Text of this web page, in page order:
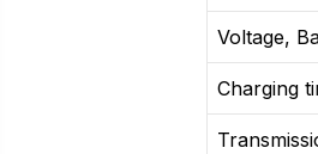
Voltage,
Charging